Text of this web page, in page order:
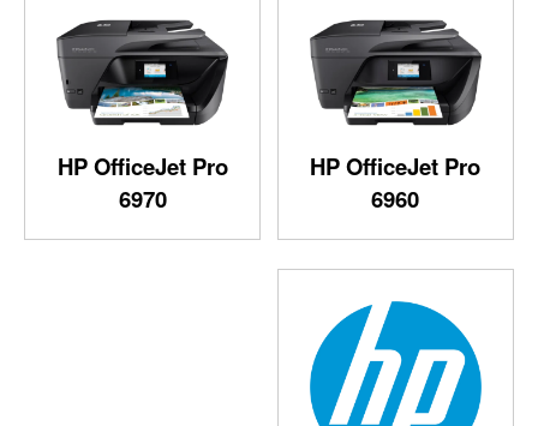
HP OfficeJet Pro
6960
HP OfficeJet Pro
6970